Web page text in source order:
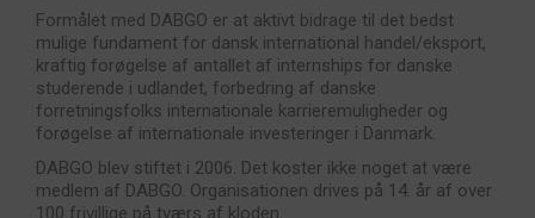
Formålet med DABGO er at aktivt bidrage til det bedst
mulige fundament for dansk international handel/eksport,
kraftig forøgelse af antallet af internships for danske
studerende i udlandet, forbedring af danske
forretningsfolks internationale karrieremuligheder og
forøgelse af internationale investeringer i Danmark.
DABGO blev stiftet i 2006. Det koster ikke noget at være
medlem af DABGO. Organisationen drives på 14. år af over